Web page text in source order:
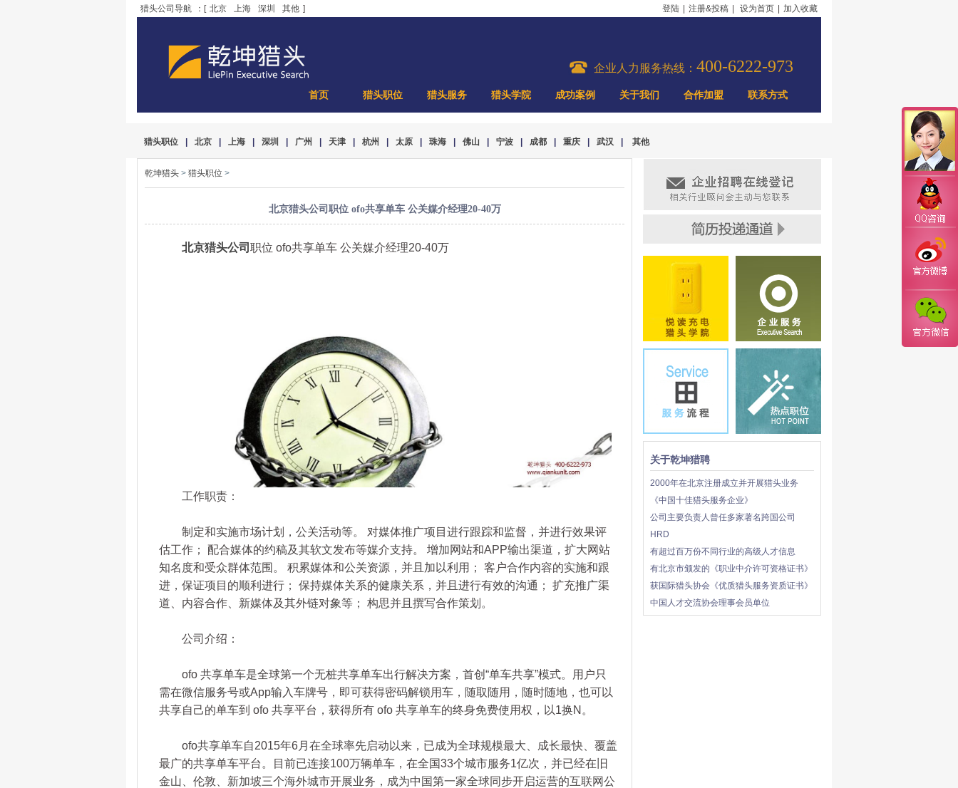
猎头公司导航 ：[ 北京 上海 深圳 其他 ] 登陆 注册&投稿 设为首页 加入收藏
企业人力服务热线： 400-6222-973
首页 猎头职位 猎头服务 猎头学院 成功案例 关于我们 合作加盟 联系方式
猎头职位 北京 上海 深圳 广州 天津 杭州 太原 珠海 佛山 宁波 成都 重庆 武汉 其他
乾坤猎头 > 猎头职位 >
北京猎头公司职位 ofo共享单车 公关媒介经理20-40万
北京猎头公司 职位 ofo共享单车 公关媒介经理20-40万
工作职责：
制定和实施市场计划，公关活动等。 对媒体推广项目进行跟踪和监督，并进行效果评
估工作； 配合媒体的约稿及其软文发布等媒介支持。 增加网站和APP输出渠道，扩大网站
知名度和受众群体范围。 积累媒体和公关资源，并且加以利用； 客户合作内容的实施和跟
进，保证项目的顺利进行； 保持媒体关系的健康关系，并且进行有效的沟通； 扩充推广渠
道、内容合作、新媒体及其外链对象等； 构思并且撰写合作策划。
公司介绍：
ofo 共享单车是全球第一个无桩共享单车出行解决方案，首创“单车共享”模式。用户只
需在微信服务号或App输入车牌号，即可获得密码解锁用车，随取随用，随时随地，也可以
共享自己的单车到 ofo 共享平台，获得所有 ofo 共享单车的终身免费使用权，以1换N。
ofo共享单车自2015年6月在全球率先启动以来，已成为全球规模最大、成长最快、覆盖
最广的共享单车平台。目前已连接100万辆单车，在全国33个城市服务1亿次，并已经在旧
金山、伦敦、新加坡三个海外城市开展业务，成为中国第一家全球同步开启运营的互联网公
关于乾坤猎聘
2000年在北京注册成立并开展猎头业务
《中国十佳猎头服务企业》
公司主要负责人曾任多家著名跨国公司
HRD
有超过百万份不同行业的高级人才信息
有北京市颁发的《职业中介许可资格证书》
获国际猎头协会《优质猎头服务资质证书》
中国人才交流协会理事会员单位